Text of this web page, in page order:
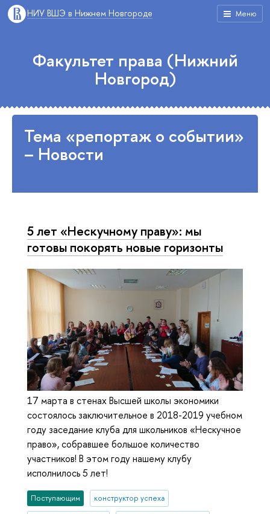
Меню
НИУ ВШЭ в Нижнем Новгороде
Факультет права (Нижний
Новгород)
Тема «репортаж о событии»
– Новости
5 лет «Нескучному праву»: мы
готовы покорять новые горизонты
17 марта в стенах Высшей школы экономики
состоялось заключительное в 2018-2019 учебном
году заседание клуба для школьников «Нескучное
право», собравшее большое количество
участников! В этом году нашему клубу
исполнилось 5 лет!
Поступающим конструктор успеха